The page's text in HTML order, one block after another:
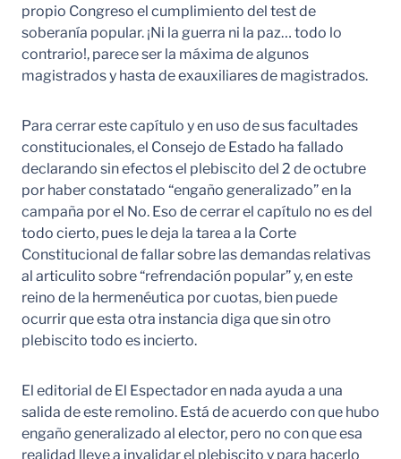
propio Congreso el cumplimiento del test de
soberanía popular. ¡Ni la guerra ni la paz… todo lo
contrario!, parece ser la máxima de algunos
magistrados y hasta de exauxiliares de magistrados.
Para cerrar este capítulo y en uso de sus facultades
constitucionales, el Consejo de Estado ha fallado
declarando sin efectos el plebiscito del 2 de octubre
por haber constatado “engaño generalizado” en la
campaña por el No. Eso de cerrar el capítulo no es del
todo cierto, pues le deja la tarea a la Corte
Constitucional de fallar sobre las demandas relativas
al articulito sobre “refrendación popular” y, en este
reino de la hermenéutica por cuotas, bien puede
ocurrir que esta otra instancia diga que sin otro
plebiscito todo es incierto.
El editorial de El Espectador en nada ayuda a una
salida de este remolino. Está de acuerdo con que hubo
engaño generalizado al elector, pero no con que esa
realidad lleve a invalidar el plebiscito y para hacerlo